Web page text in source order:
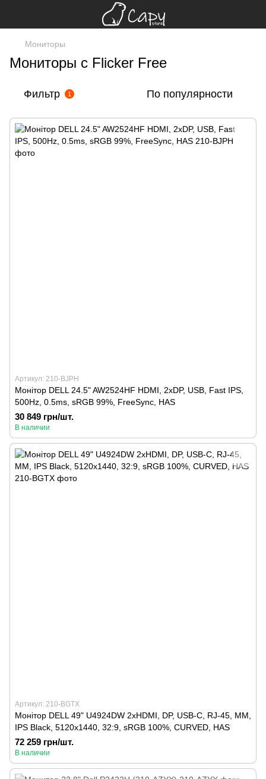
Мониторы
Мониторы с Flicker Free
Фильтр 1 По популярности
Артикул: 210-BJPH
Монітор DELL 24.5" AW2524HF HDMI, 2xDP, USB, Fast IPS,
500Hz, 0.5ms, sRGB 99%, FreeSync, HAS
30 849 грн/шт.
В наличии
Артикул: 210-BGTX
Монітор DELL 49" U4924DW 2xHDMI, DP, USB-C, RJ-45, MM,
IPS Black, 5120x1440, 32:9, sRGB 100%, CURVED, HAS
72 259 грн/шт.
В наличии